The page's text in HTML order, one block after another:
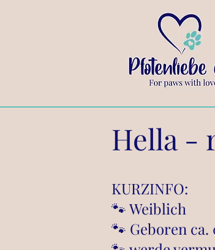
Hella -
KURZINFO:
🐾 Weiblich
🐾 Geboren ca.